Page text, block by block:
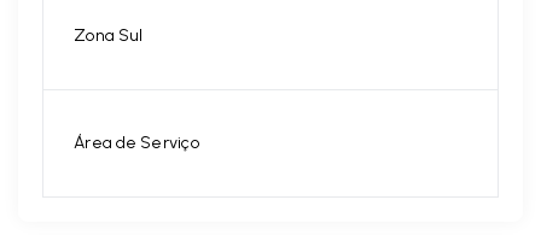
Zona Sul
Área de Serviço